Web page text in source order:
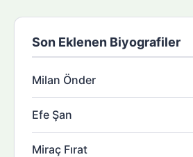
Son Eklenen Biyografiler
Milan Önder
Efe Şan
Miraç Fırat